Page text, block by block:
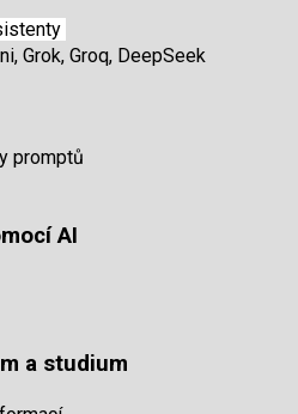
Grok, Groq, DeepSeek
promptů
AI
a studium